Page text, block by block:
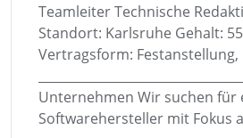
Teamleiter Technische
Standort: Karlsruhe Gehalt:
Vertragsform:
Unternehmen Wir suchen für
Softwarehersteller mit Fokus